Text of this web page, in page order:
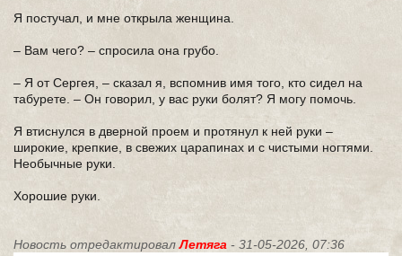
Я постучал, и мне открыла женщина.
– Вам чего? – спросила она грубо.
– Я от Сергея, – сказал я, вспомнив имя того, кто сидел на
табурете. – Он говорил, у вас руки болят? Я могу помочь.
Я втиснулся в дверной проем и протянул к ней руки –
широкие, крепкие, в свежих царапинах и с чистыми ногтями.
Необычные руки.
Хорошие руки.
Новость отредактировалЛетяга - 31-05-2026, 07:36